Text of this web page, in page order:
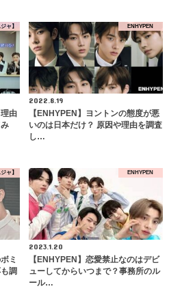
ャ】
由
ENHYPEN
2022.8.19
【ENHYPEN】ヨントンの態度が悪
いのは日本だけ？ 原因や理由を調査
し…
ャ】
ミ
調
ENHYPEN
2023.1.20
【ENHYPEN】恋愛禁止なのはデビ
ューしてからいつまで？事務所のル
ール…